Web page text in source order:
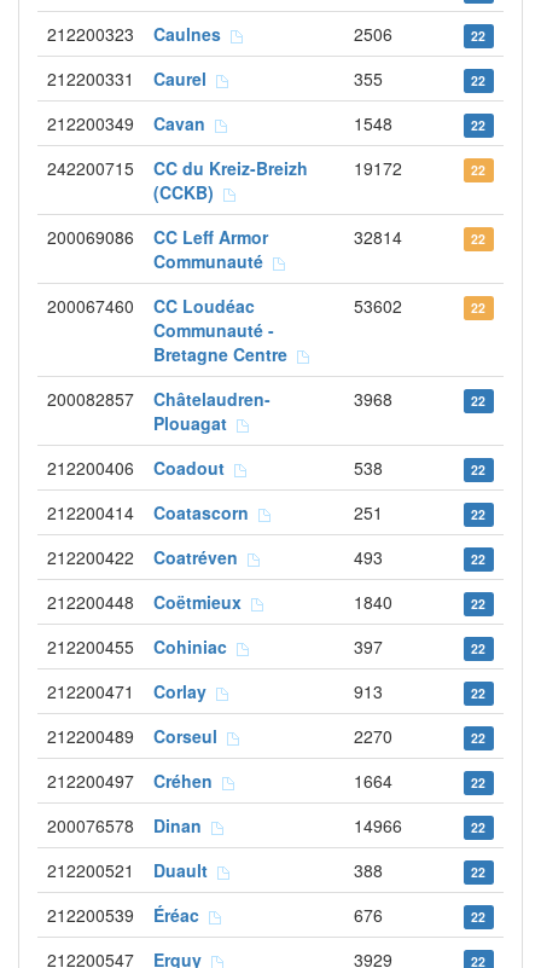
212200323 Caulnes 2506 22
212200331 Caurel 355 22
212200349 Cavan 1548 22
242200715
CC du Kreiz-Breizh
(CCKB)
19172 22
200069086
CC Leff Armor
Communauté
32814 22
200067460
CC Loudéac
Communauté -
Bretagne Centre
53602 22
200082857
Châtelaudren-
Plouagat
3968 22
212200406 Coadout 538 22
212200414 Coatascorn 251 22
212200422 Coatréven 493 22
212200448 Coëtmieux 1840 22
212200455 Cohiniac 397 22
212200471 Corlay 913 22
212200489 Corseul 2270 22
212200497 Créhen 1664 22
200076578 Dinan 14966 22
212200521 Duault 388 22
212200539 Éréac 676 22
212200547 Erquy 3929 22